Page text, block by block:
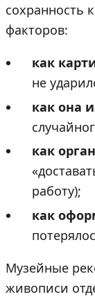
сохранность
факторов:
как
не
как она
как
работу);
как
Музейные
живописи